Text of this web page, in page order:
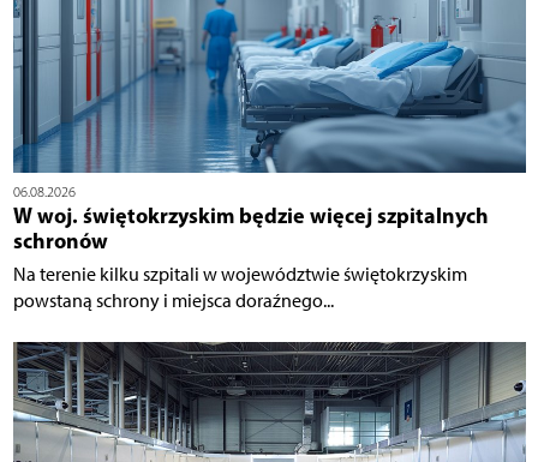
06.08.2026
W woj. świętokrzyskim będzie więcej szpitalnych
schronów
Na terenie kilku szpitali w województwie świętokrzyskim
powstaną schrony i miejsca doraźnego...